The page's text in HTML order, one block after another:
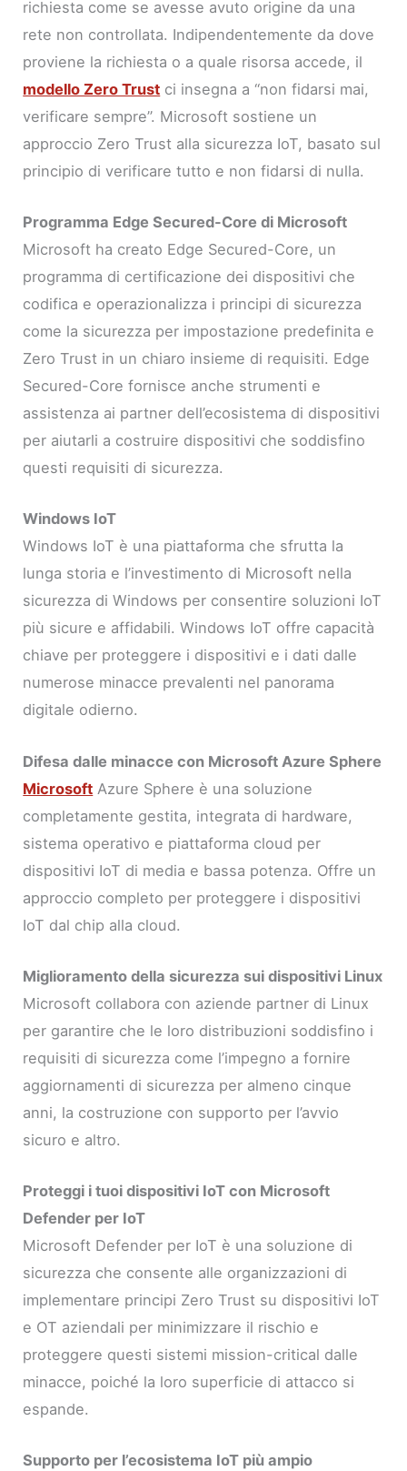
richiesta come se avesse avuto origine da una
rete non controllata. Indipendentemente da dove
proviene la richiesta o a quale risorsa accede, il
modello Zero Trust ci insegna a “non fidarsi mai,
verificare sempre”. Microsoft sostiene un
approccio Zero Trust alla sicurezza IoT, basato sul
principio di verificare tutto e non fidarsi di nulla.
Programma Edge Secured-Core di Microsoft
Microsoft ha creato Edge Secured-Core, un
programma di certificazione dei dispositivi che
codifica e operazionalizza i principi di sicurezza
come la sicurezza per impostazione predefinita e
Zero Trust in un chiaro insieme di requisiti. Edge
Secured-Core fornisce anche strumenti e
assistenza ai partner dell’ecosistema di dispositivi
per aiutarli a costruire dispositivi che soddisfino
questi requisiti di sicurezza.
Windows IoT
Windows IoT è una piattaforma che sfrutta la
lunga storia e l’investimento di Microsoft nella
sicurezza di Windows per consentire soluzioni IoT
più sicure e affidabili. Windows IoT offre capacità
chiave per proteggere i dispositivi e i dati dalle
numerose minacce prevalenti nel panorama
digitale odierno.
Difesa dalle minacce con Microsoft Azure Sphere
Microsoft Azure Sphere è una soluzione
completamente gestita, integrata di hardware,
sistema operativo e piattaforma cloud per
dispositivi IoT di media e bassa potenza. Offre un
approccio completo per proteggere i dispositivi
IoT dal chip alla cloud.
Miglioramento della sicurezza sui dispositivi Linux
Microsoft collabora con aziende partner di Linux
per garantire che le loro distribuzioni soddisfino i
requisiti di sicurezza come l’impegno a fornire
aggiornamenti di sicurezza per almeno cinque
anni, la costruzione con supporto per l’avvio
sicuro e altro.
Proteggi i tuoi dispositivi IoT con Microsoft
Defender per IoT
Microsoft Defender per IoT è una soluzione di
sicurezza che consente alle organizzazioni di
implementare principi Zero Trust su dispositivi IoT
e OT aziendali per minimizzare il rischio e
proteggere questi sistemi mission-critical dalle
minacce, poiché la loro superficie di attacco si
espande.
Supporto per l’ecosistema IoT più ampio